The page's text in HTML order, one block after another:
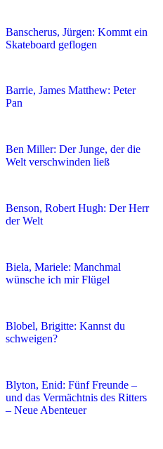
Banscherus, Jürgen: Kommt ein
Skateboard geflogen
Barrie, James Matthew: Peter
Pan
Ben Miller: Der Junge, der die
Welt verschwinden ließ
Benson, Robert Hugh: Der Herr
der Welt
Biela, Mariele: Manchmal
wünsche ich mir Flügel
Blobel, Brigitte: Kannst du
schweigen?
Blyton, Enid: Fünf Freunde –
und das Vermächtnis des Ritters
– Neue Abenteuer